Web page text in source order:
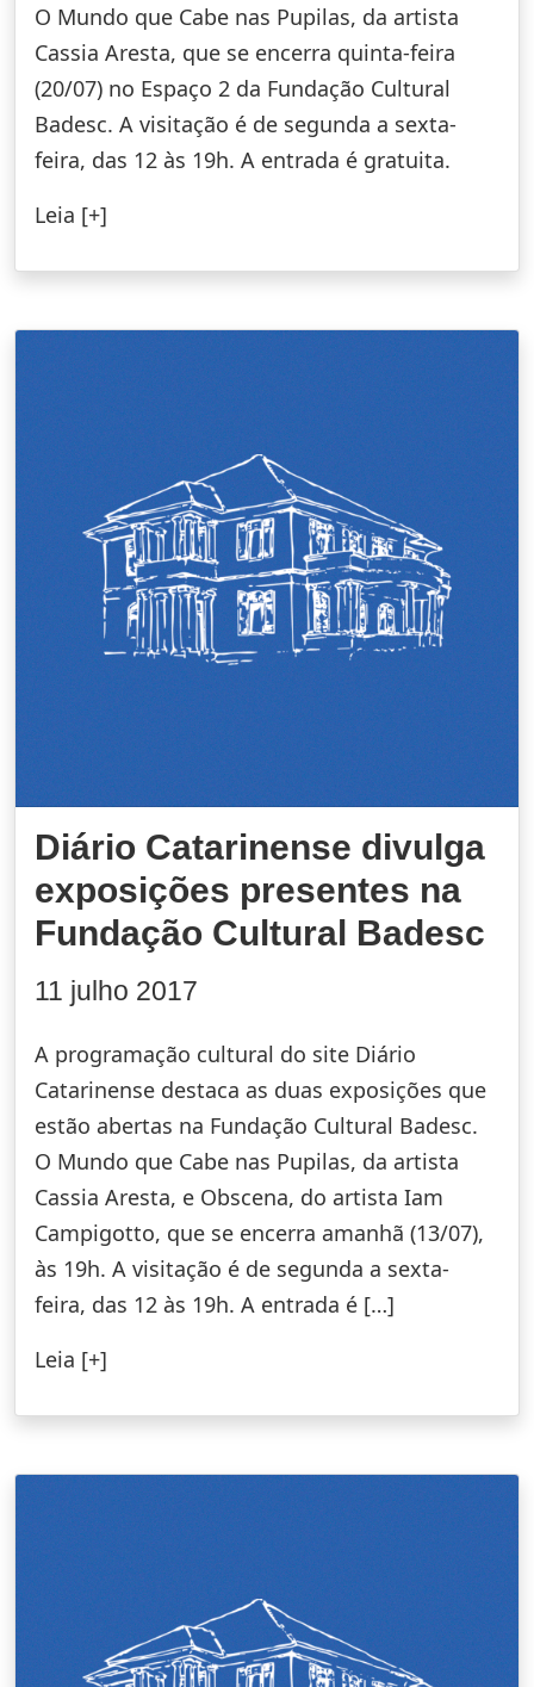
O Mundo que Cabe nas Pupilas, da artista
Cassia Aresta, que se encerra quinta-feira
(20/07) no Espaço 2 da Fundação Cultural
Badesc. A visitação é de segunda a sexta-
feira, das 12 às 19h. A entrada é gratuita.
Leia [+]
Diário Catarinense divulga
exposições presentes na
Fundação Cultural Badesc
11 julho 2017
A programação cultural do site Diário
Catarinense destaca as duas exposições que
estão abertas na Fundação Cultural Badesc.
O Mundo que Cabe nas Pupilas, da artista
Cassia Aresta, e Obscena, do artista Iam
Campigotto, que se encerra amanhã (13/07),
às 19h. A visitação é de segunda a sexta-
feira, das 12 às 19h. A entrada é […]
Leia [+]